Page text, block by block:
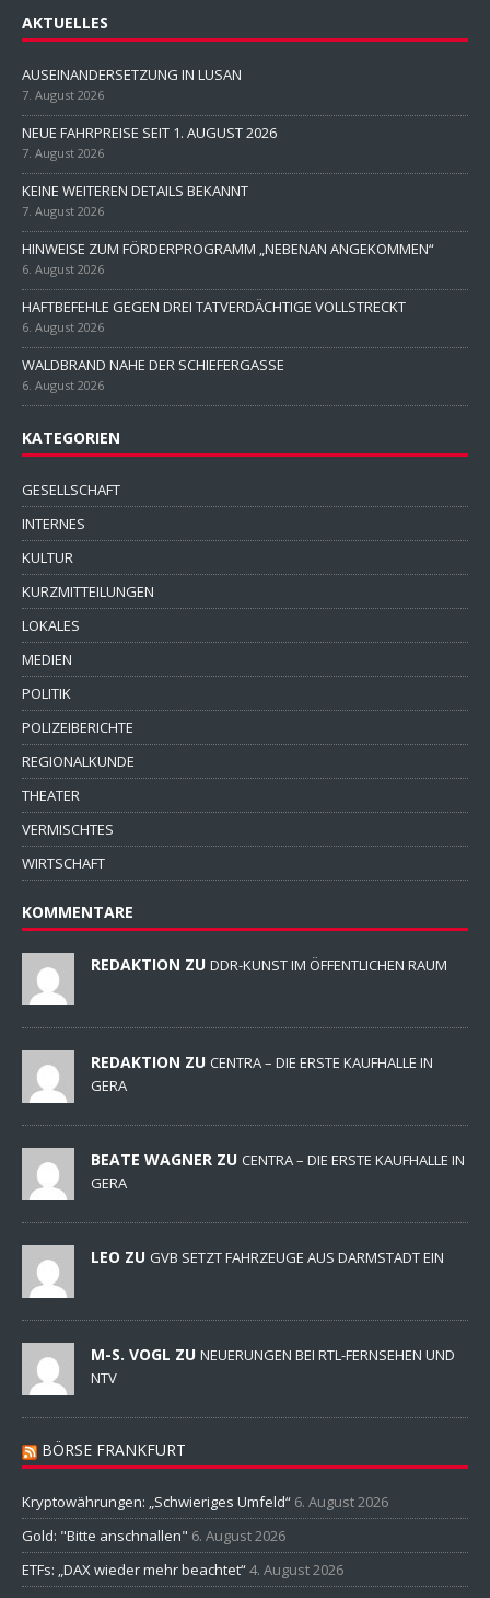
AKTUELLES
AUSEINANDERSETZUNG IN LUSAN
7. August 2026
NEUE FAHRPREISE SEIT 1. AUGUST 2026
7. August 2026
KEINE WEITEREN DETAILS BEKANNT
7. August 2026
HINWEISE ZUM FÖRDERPROGRAMM „NEBENAN ANGEKOMMEN“
6. August 2026
HAFTBEFEHLE GEGEN DREI TATVERDÄCHTIGE VOLLSTRECKT
6. August 2026
WALDBRAND NAHE DER SCHIEFERGASSE
6. August 2026
KATEGORIEN
GESELLSCHAFT
INTERNES
KULTUR
KURZMITTEILUNGEN
LOKALES
MEDIEN
POLITIK
POLIZEIBERICHTE
REGIONALKUNDE
THEATER
VERMISCHTES
WIRTSCHAFT
KOMMENTARE
REDAKTION ZU DDR-KUNST IM ÖFFENTLICHEN RAUM
REDAKTION ZU CENTRA – DIE ERSTE KAUFHALLE IN
GERA
BEATE WAGNER ZU CENTRA – DIE ERSTE KAUFHALLE IN
GERA
LEO ZU GVB SETZT FAHRZEUGE AUS DARMSTADT EIN
M-S. VOGL ZU NEUERUNGEN BEI RTL-FERNSEHEN UND
NTV
BÖRSE FRANKFURT
Kryptowährungen: „Schwieriges Umfeld“ 6. August 2026
Gold: "Bitte anschnallen" 6. August 2026
ETFs: „DAX wieder mehr beachtet“4. August 2026